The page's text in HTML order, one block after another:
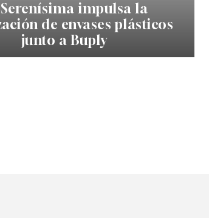
impulsa la
de envases plásticos
junto a Buply